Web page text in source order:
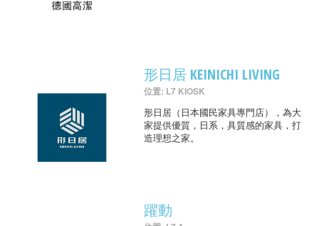
形日居 KEINICHI LIVING
位置: L7 KIOSK
形日居（日本國民家具專門店），為大
家提供優質，日系，具質感的家具，打
造理想之家。
躍動